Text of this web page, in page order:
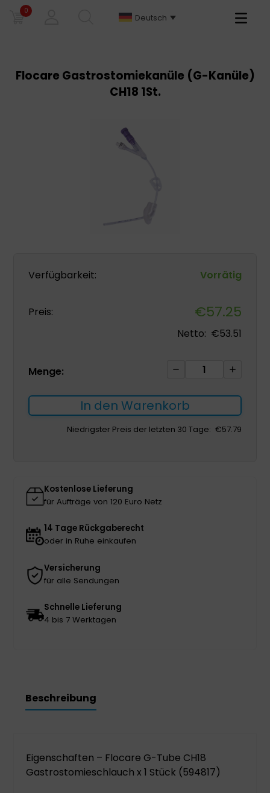
0
Deutsch
Primary
Flocare Gastrostomiekanüle (G-Kanüle)
CH18 1St.
Verfügbarkeit: Vorrätig
Preis: €57.25
Netto: €53.51
Menge:
Flocare
(G-
Kanüle)
CH18
In den Warenkorb
Niedrigster Preis der letzten 30 Tage: €57.79
Kostenlose Lieferung
für Aufträge von 120 Euro Netz
14 Tage Rückgaberecht
oder in Ruhe einkaufen
Versicherung
für alle Sendungen
Schnelle Lieferung
4 bis 7 Werktagen
Beschreibung
Eigenschaften – Flocare G-Tube CH18
Gastrostomieschlauch x 1 Stück (594817)